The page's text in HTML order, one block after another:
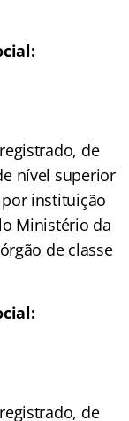
de
nível superior
instituição
Ministério da
de classe
de